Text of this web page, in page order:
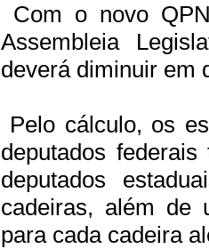
Com o novo
Assembleia
deverá diminuir em
Pelo cálculo, os
deputados
deputados
cadeiras, além de
para cada cadeira